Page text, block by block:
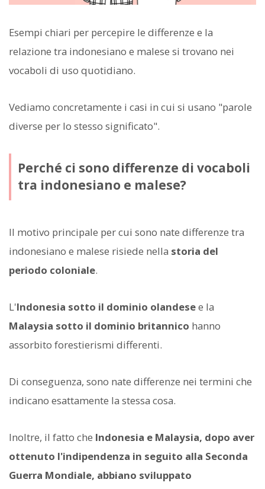
Esempi chiari per percepire le differenze e la
relazione tra indonesiano e malese si trovano nei
vocaboli di uso quotidiano.
Vediamo concretamente i casi in cui si usano "parole
diverse per lo stesso significato".
Perché ci sono differenze di vocaboli
tra indonesiano e malese?
Il motivo principale per cui sono nate differenze tra
indonesiano e malese risiede nella storia del
periodo coloniale.
L'Indonesia sotto il dominio olandesee la
Malaysia sotto il dominio britannico hanno
assorbito forestierismi differenti.
Di conseguenza, sono nate differenze nei termini che
indicano esattamente la stessa cosa.
Inoltre, il fatto che Indonesia e Malaysia, dopo aver
ottenuto l'indipendenza in seguito alla Seconda
Guerra Mondiale, abbiano sviluppato